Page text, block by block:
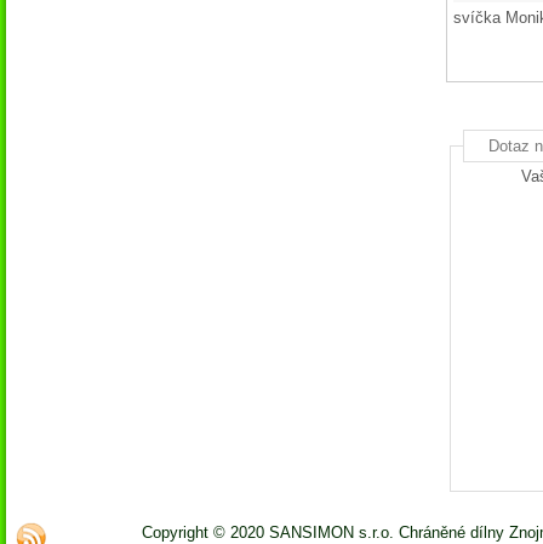
svíčka
Dotaz
Copyright © 2020 SANSIMON s.r.o. Chráněné dílny